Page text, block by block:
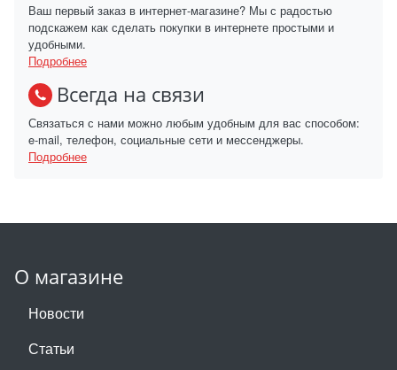
Ваш первый заказ в интернет-магазине? Мы с радостью
подскажем как сделать покупки в интернете простыми и
удобными.
Подробнее
Всегда на связи
Связаться с нами можно любым удобным для вас способом:
e-mail, телефон, социальные сети и мессенджеры.
Подробнее
О магазине
Новости
Статьи